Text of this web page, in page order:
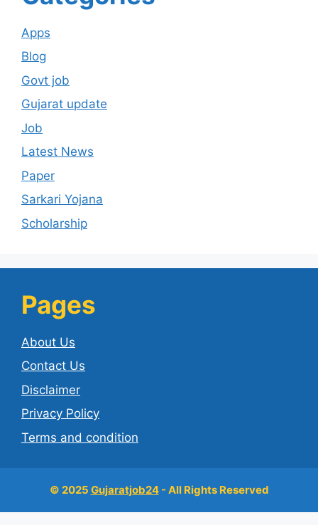
Apps
Blog
Govt job
Gujarat update
Job
Latest News
Paper
Sarkari Yojana
Scholarship
Pages
About Us
Contact Us
Disclaimer
Privacy Policy
Terms and condition
© 2025 Gujaratjob24- All Rights Reserved